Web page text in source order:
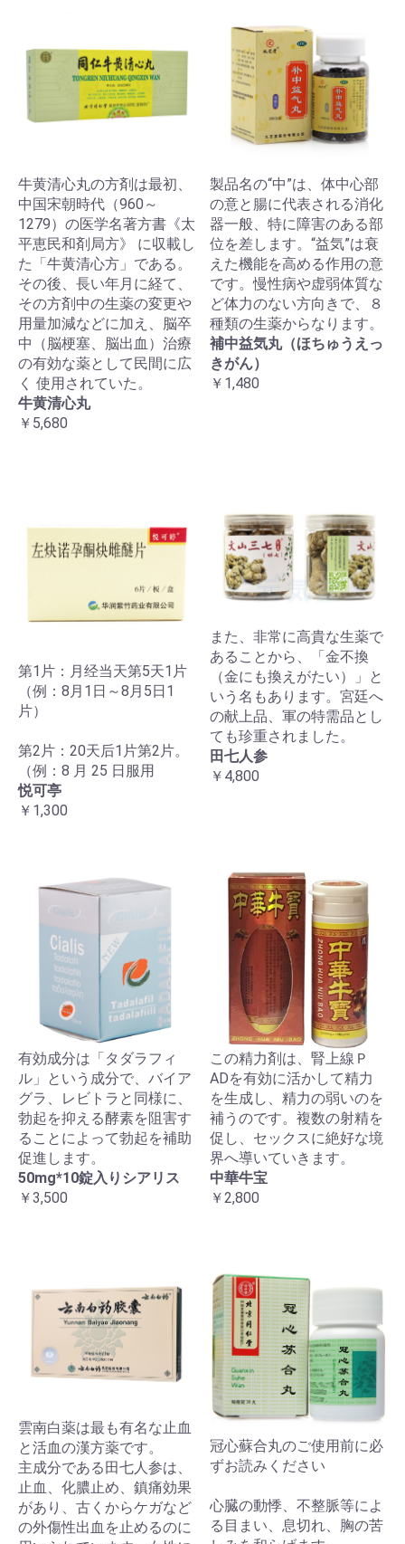
牛黄清心丸の方剤は最初、
中国宋朝時代（960～
1279）の医学名著方書《太
平恵民和剤局方》 に収載し
た「牛黄清心方」である。
その後、長い年月に経て、
その方剤中の生薬の変更や
用量加減などに加え、脳卒
中（脳梗塞、脳出血）治療
の有効な薬として民間に広
く 使用されていた。
牛黄清心丸
￥5,680
製品名の“中”は、体中心部
の意と腸に代表される消化
器一般、特に障害のある部
位を差します。“益気”は衰
えた機能を高める作用の意
です。慢性病や虚弱体質な
ど体力のない方向きで、８
種類の生薬からなります。
補中益気丸（ほちゅうえっ
きがん）
￥1,480
第1片：月经当天第5天1片
（例：8月1日～8月5日1
片）
第2片：20天后1片第2片。
（例：8 月 25 日服用
悦可亭
￥1,300
また、非常に高貴な生薬で
あることから、「金不換
（金にも換えがたい）」と
いう名もあります。宮廷へ
の献上品、軍の特需品とし
ても珍重されました。
田七人参
￥4,800
有効成分は「タダラフィ
ル」という成分で、バイア
グラ、レビトラと同様に、
勃起を抑える酵素を阻害す
ることによって勃起を補助
促進します。
50mg*10錠入りシアリス
￥3,500
この精力剤は、腎上線Ｐ
ADを有効に活かして精力
を生成し、精力の弱いのを
補うのです。複数の射精を
促し、セックスに絶好な境
界へ導いていきます。
中華牛宝
￥2,800
雲南白薬は最も有名な止血
と活血の漢方薬です。
主成分である田七人参は、
止血、化膿止め、鎮痛効果
があり、古くからケガなど
の外傷性出血を止めるのに
冠心蘇合丸のご使用前に必
ずお読みください
心臓の動悸、不整脈等によ
る目まい、息切れ、胸の苦